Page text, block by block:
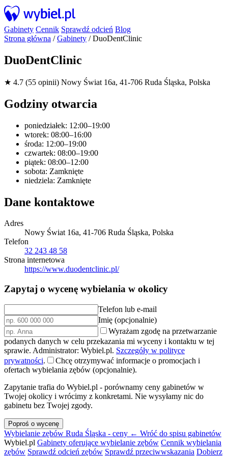
Gabinety Cennik Sprawdź odcień Blog
Strona główna /Gabinety /DuoDentClinic
DuoDentClinic
★ 4.7 (55 opinii) Nowy Świat 16a, 41-706 Ruda Śląska, Polska
Godziny otwarcia
poniedziałek: 12:00–19:00
wtorek: 08:00–16:00
środa: 12:00–19:00
czwartek: 08:00–19:00
piątek: 08:00–12:00
sobota: Zamknięte
niedziela: Zamknięte
Dane kontaktowe
Adres
Nowy Świat 16a, 41-706 Ruda Śląska, Polska
Telefon
32 243 48 58
Strona internetowa
https://www.duodentclinic.pl/
Zapytaj o wycenę wybielania w okolicy
Telefon lub e-mail
Imię (opcjonalnie)
Wyrażam zgodę na przetwarzanie
podanych danych w celu przekazania mi wyceny i kontaktu w tej
sprawie. Administrator: Wybiel.pl. Szczegóły w polityce
prywatności.
Chcę otrzymywać informacje o promocjach i
ofertach wybielania zębów (opcjonalnie).
Zapytanie trafia do Wybiel.pl - porównamy ceny gabinetów w
Twojej okolicy i wrócimy z konkretami. Nie wysyłamy nic do
gabinetu bez Twojej zgody.
Poproś o wycenę
Wybielanie zębów Ruda Śląska - ceny ← Wróć do spisu gabinetów
Wybiel.pl Gabinety oferujące wybielanie zębów Cennik wybielania
zębów Sprawdź odcień zębów Sprawdź przeciwwskazania Dobierz